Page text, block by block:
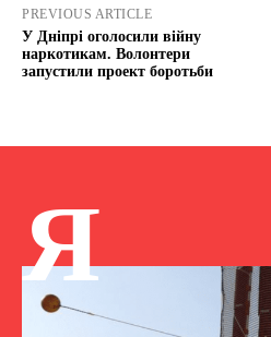
PREVIOUS ARTICLE
У Дніпрі оголосили війну
наркотикам. Волонтери
запустили проект боротьби
Я